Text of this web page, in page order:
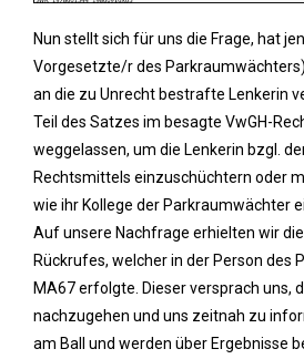
Nun stellt sich für uns die Frage, hat
Vorgesetzte/r des
an die zu Unrecht bestrafte Lenkerin
Teil des Satzes im besagte VwGH-
weggelassen, um die Lenkerin bzgl.
Rechtsmittels einzuschüchtern oder
wie ihr Kollege der Parkraumwächter
Auf unsere Nachfrage erhielten wir
Rückrufes, welcher in der Person des
MA67 erfolgte. Dieser versprach uns,
nachzugehen und uns zeitnah zu
am Ball und werden über Ergebnisse